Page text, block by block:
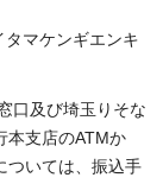
マケンギエンキ
口及び埼玉りそな
本支店のATMか
ついては、振込手